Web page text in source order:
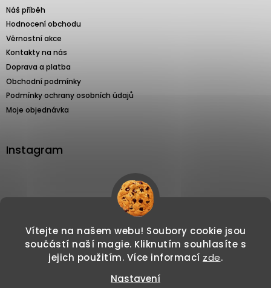
Vítejte na našem webu! Soubory cookie jsou
součástí naší magie. Kliknutím souhlasíte s
jejich použitím. Více informací zde.
Nastavení
Náš příběh
Hodnocení obchodu
Věrnostní akce
Kontakty na nás
Doprava a platba
Obchodní podmínky
Podmínky ochrany osobních údajů
Moje objednávka
Instagram